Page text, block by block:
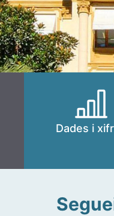
Dades i